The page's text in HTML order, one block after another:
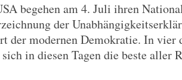
begehen am 4. Juli ihren
der
der modernen Demokratie. In
in diesen Tagen die beste aller